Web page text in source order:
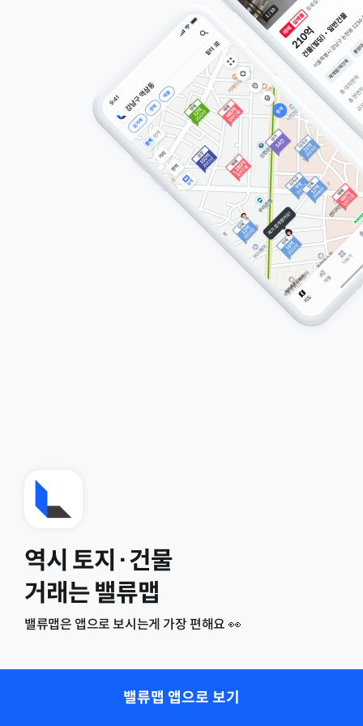
역시 토지·건물
거래는 밸류맵
밸류맵은 앱으로 보시는게 가장 편해요 👀
밸류맵 앱으로 보기